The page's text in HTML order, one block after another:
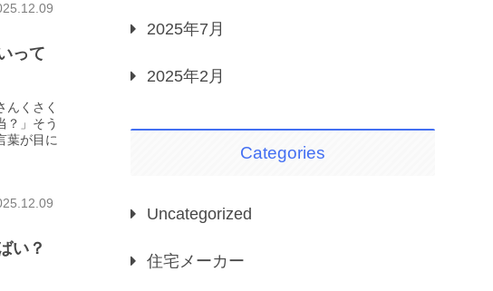
って
んくさく
？」そう
葉が目に
い？
2025年7月
2025年2月
Categories
Uncategorized
住宅メーカー